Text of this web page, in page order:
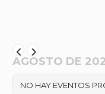
AGOSTO DE
NO HAY EVENTOS